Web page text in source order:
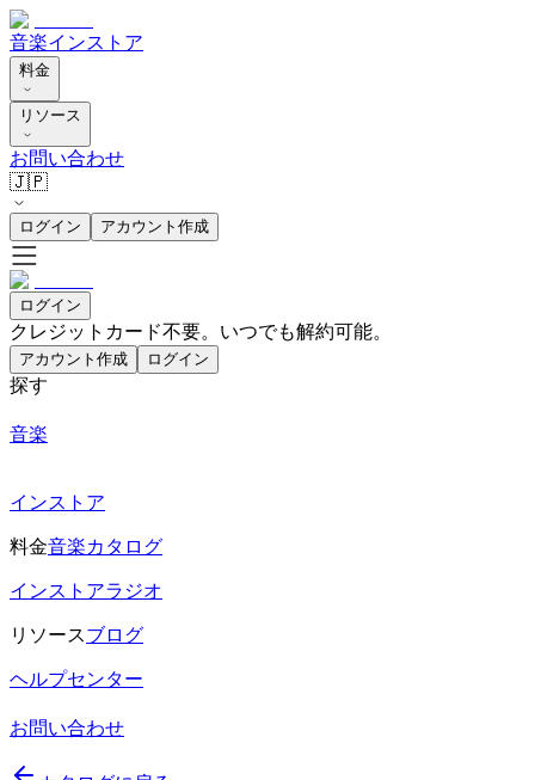
音楽インストア
料金
リソース
お問い合わせ
🇯🇵
ログイン アカウント作成
ログイン
クレジットカード不要。いつでも解約可能。
アカウント作成 ログイン
探す
音楽
インストア
料金音楽カタログ
インストアラジオ
リソースブログ
ヘルプセンター
お問い合わせ